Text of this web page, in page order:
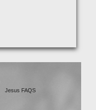
Jesus FAQS